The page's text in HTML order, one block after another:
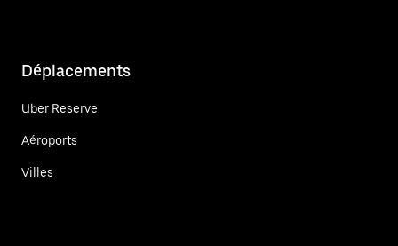
Déplacements
Uber Reserve
Aéroports
Villes